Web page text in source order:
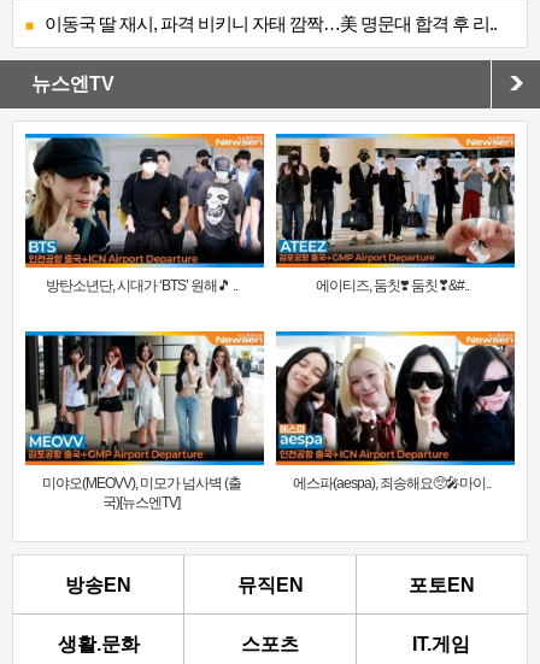
이동국 딸 재시, 파격 비키니 자태 깜짝…美 명문대 합격 후 리..
뉴스엔TV
방탄소년단, 시대가 ‘BTS’ 원해🎵 .. 에이티즈, 둠칫❣️ 둠칫❣&#..
미야오(MEOVV), 미모가 넘사벽 (출
국)[뉴스엔TV]
에스파(aespa), 죄송해요🥺🎤마이..
방송EN 뮤직EN 포토EN
생활.문화 스포츠 IT.게임